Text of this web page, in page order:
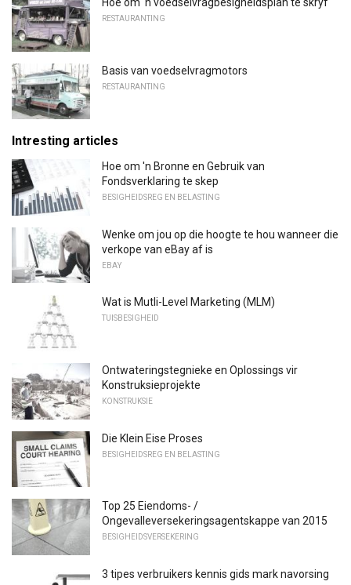
RESTAURANTING
Basis van voedselvragmotors
RESTAURANTING
Intresting articles
Hoe om 'n Bronne en Gebruik van
Fondsverklaring te skep
BESIGHEIDSREG EN BELASTING
Wenke om jou op die hoogte te hou wanneer die
verkope van eBay af is
EBAY
Wat is Mutli-Level Marketing (MLM)
TUISBESIGHEID
Ontwateringstegnieke en Oplossings vir
Konstruksieprojekte
KONSTRUKSIE
Die Klein Eise Proses
BESIGHEIDSREG EN BELASTING
Top 25 Eiendoms- /
Ongevalleversekeringsagentskappe van 2015
BESIGHEIDSVERSEKERING
3 tipes verbruikers kennis gids mark navorsing